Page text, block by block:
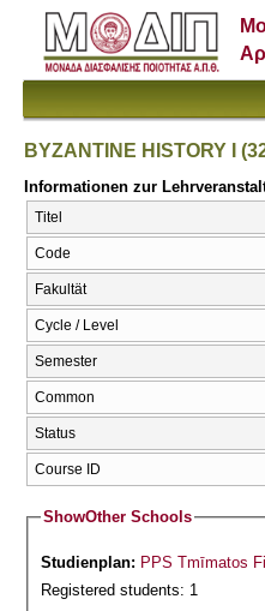
BYZANTINE HISTORY I
Informationen zur
Titel
Code
Fakultät
Cycle / Level
Semester
Common
Status
Course ID
ShowOther Schools
Studienplan: PPS Tmīmatos
Registered students: 1